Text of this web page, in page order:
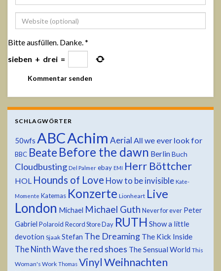
Bitte ausfüllen. Danke.*
sieben + drei =
SCHLAGWÖRTER
50wfs ABCAchim Aerial All we ever look for
BBC Beate Before the dawn Berlin Buch
Cloudbusting Del Palmer ebay EMI Herr Böttcher
HOL Hounds of Love How to be invisible Kate-
Momente Katemas Konzerte Lionheart Live
London Michael Michael Guth Never for ever Peter
Gabriel Polaroid Record Store Day RUTH Show a little
devotion Sjaak Stefan The Dreaming The Kick Inside
The Ninth Wavethe red shoes The Sensual World This
Woman's Work Thomas VinylWeihnachten